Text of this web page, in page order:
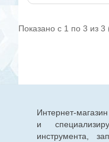
Показано с 1 по 3 из 3
Интернет-магазин
и
инструмента,